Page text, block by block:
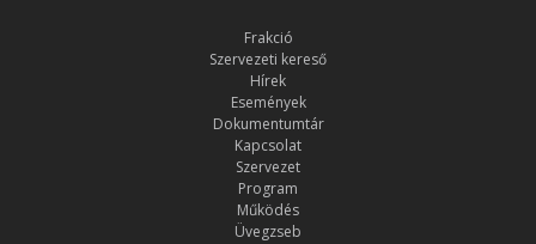
Frakció
Szervezeti kereső
Hírek
Események
Dokumentumtár
Kapcsolat
Szervezet
Program
Működés
Üvegzseb